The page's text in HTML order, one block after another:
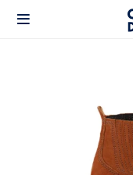
